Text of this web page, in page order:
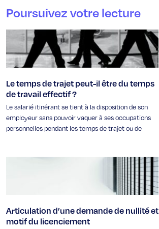
Poursuivez votre lecture
Le temps de trajet peut-il être du temps
de travail effectif ?
Le salarié itinérant se tient à la disposition de son
employeur sans pouvoir vaquer à ses occupations
personnelles pendant les temps de trajet ou de
Articulation d’une demande de nullité et
motif du licenciement